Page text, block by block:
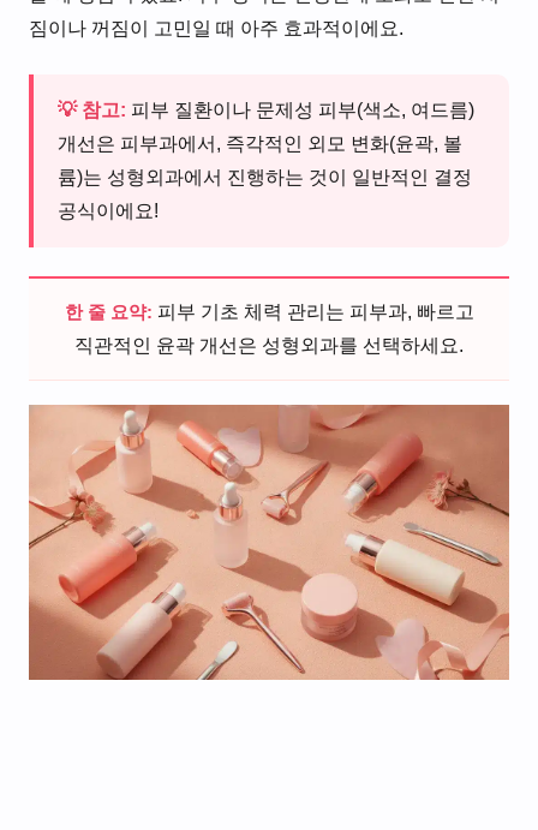
짐이나 꺼짐이 고민일 때 아주 효과적이에요.
💡 참고: 피부 질환이나 문제성 피부(색소, 여드름)
개선은 피부과에서, 즉각적인 외모 변화(윤곽, 볼
륨)는 성형외과에서 진행하는 것이 일반적인 결정
공식이에요!
한 줄 요약: 피부 기초 체력 관리는 피부과, 빠르고
직관적인 윤곽 개선은 성형외과를 선택하세요.